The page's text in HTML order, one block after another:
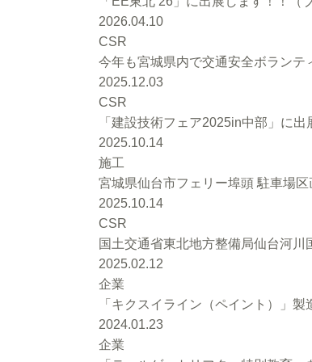
2026.04.10
CSR
今年も宮城県内で交通安全ボランテ
2025.12.03
CSR
「建設技術フェア2025in中部」に
2025.10.14
施工
宮城県仙台市フェリー埠頭 駐車場区
2025.10.14
CSR
国土交通省東北地方整備局仙台河川
2025.02.12
企業
「キクスイライン（ペイント）」
2024.01.23
企業